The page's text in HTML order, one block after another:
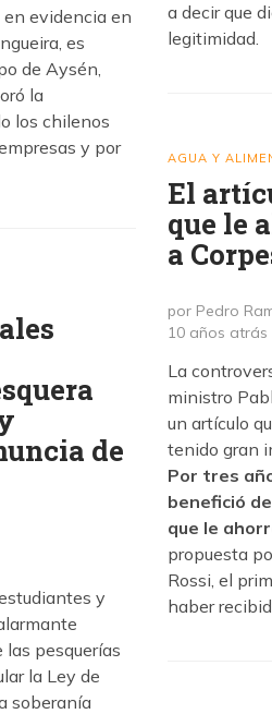
a decir que
legitimidad.
en evidencia en
es
de Aysén,
la
los chilenos
y por
AGUA Y
El
que le
a
por Pedro
10 años atrás
La
ministro
un artículo
tenido gran
Por tres
benefició
que le
propuesta
Rossi, el
haber
de
y
pesquerías
la Ley de
soberanía